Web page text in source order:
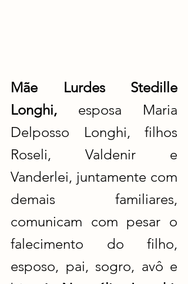
Mãe Lurdes Stedille
Longhi, esposa Maria
Delposso Longhi, filhos
Roseli, Valdenir e
Vanderlei, juntamente com
demais familiares,
comunicam com pesar o
falecimento do filho,
esposo, pai, sogro, avô e